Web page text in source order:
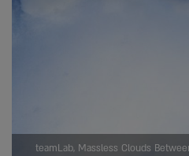
teamLab, Massless Clouds